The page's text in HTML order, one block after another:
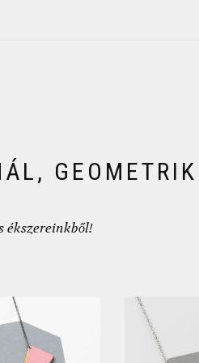
ékszereinkből!